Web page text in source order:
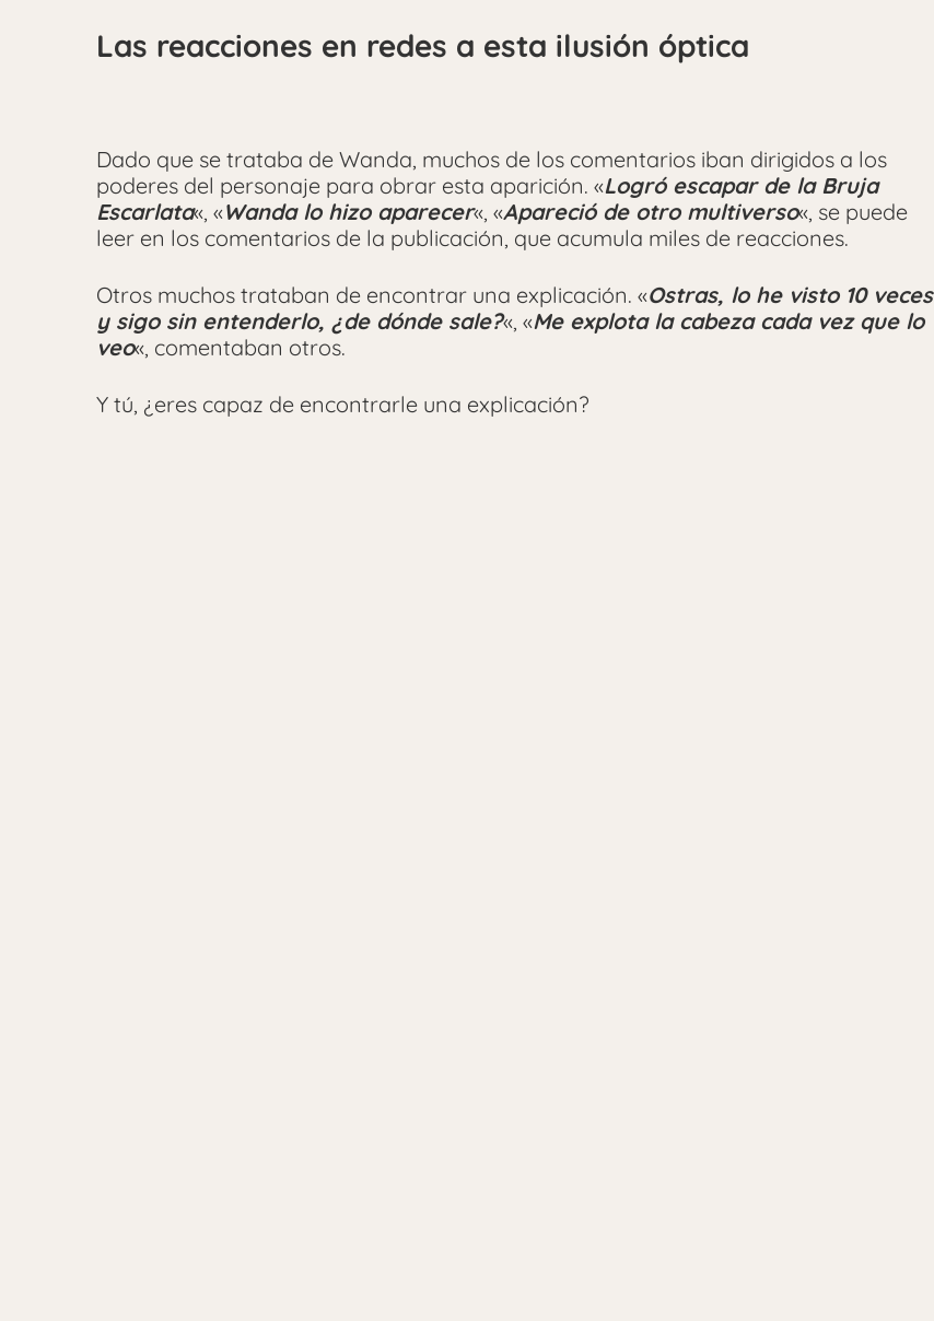
Las reacciones en redes a esta ilusión óptica
Dado que se trataba de Wanda, muchos de los comentarios iban dirigidos a los
poderes del personaje para obrar esta aparición. «Logró escapar de la Bruja
Escarlata«, «Wanda lo hizo aparecer«, «Apareció de otro multiverso«, se puede
leer en los comentarios de la publicación, que acumula miles de reacciones.
Otros muchos trataban de encontrar una explicación. «Ostras, lo he visto 10 veces
y sigo sin entenderlo, ¿de dónde sale?«, «Me explota la cabeza cada vez que lo
veo«, comentaban otros.
Y tú, ¿eres capaz de encontrarle una explicación?